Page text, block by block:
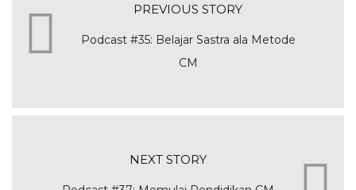
PREVIOUS STORY
Podcast #35: Belajar Sastra ala Metode
CM
NEXT STORY